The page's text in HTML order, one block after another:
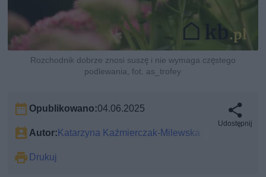
Rozchodnik dobrze znosi suszę i nie wymaga częstego
podlewania, fot. as_trofey
Opublikowano:04.06.2025
Autor:Katarzyna Kaźmierczak-Milewska
Drukuj
Udostępnij